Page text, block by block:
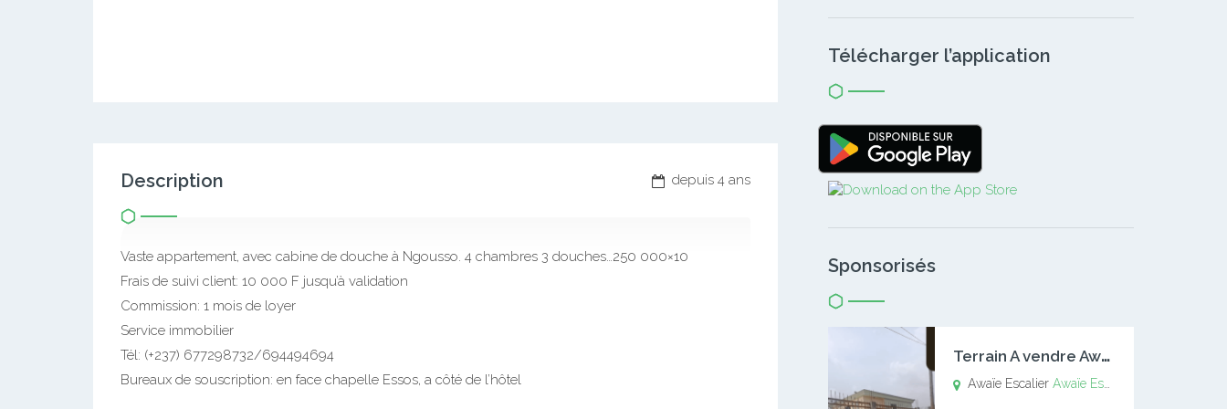
depuis 4 ans
Description
Vaste appartement, avec cabine de douche à Ngousso. 4 chambres 3 douches…250 000×10
Frais de suivi client: 10 000 F jusqu’à validation
Commission: 1 mois de loyer
Service immobilier
Tél: (+237) 677298732/694494694
Bureaux de souscription: en face chapelle Essos, a côté de l’hôtel
Télécharger l’application
Sponsorisés
T
errain A vendre Awaïe Escalier
Awaïe EscalierAwaïe Escalier